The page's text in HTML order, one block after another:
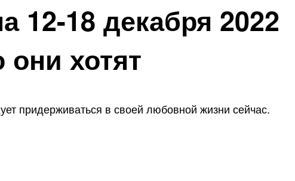
18 декабря 2022
хотят
придерживаться в своей любовной жизни сейчас.